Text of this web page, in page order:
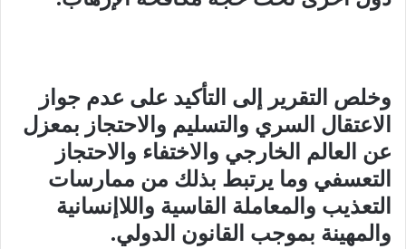
وخلص التقرير إلى التأكيد على عدم جواز
الاعتقال السري والتسليم والاحتجاز بمعزل
عن العالم الخارجي والاختفاء والاحتجاز
التعسفي وما يرتبط بذلك من ممارسات
التعذيب والمعاملة القاسية واللاإنسانية
والمهينة بموجب القانون الدولي.